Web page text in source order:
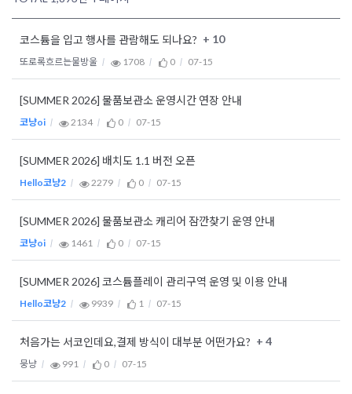
코스튬을 입고 행사를 관람해도 되나요? + 10
또로록흐르는물방울 1708 0 07-15
[SUMMER 2026] 물품보관소 운영시간 연장 안내
코냥oi 2134 0 07-15
[SUMMER 2026] 배치도 1.1 버전 오픈
Hello코냥2 2279 0 07-15
[SUMMER 2026] 물품보관소 캐리어 잠깐찾기 운영 안내
코냥oi 1461 0 07-15
[SUMMER 2026] 코스튬플레이 관리구역 운영 및 이용 안내
Hello코냥2 9939 1 07-15
처음가는 서코인데요,결제 방식이 대부분 어떤가요? + 4
뭉냥 991 0 07-15